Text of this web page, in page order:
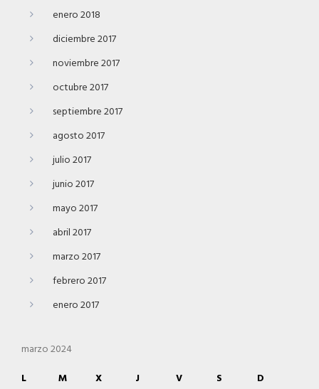
enero 2018
diciembre 2017
noviembre 2017
octubre 2017
septiembre 2017
agosto 2017
julio 2017
junio 2017
mayo 2017
abril 2017
marzo 2017
febrero 2017
enero 2017
marzo 2024
L
M X J V S
D